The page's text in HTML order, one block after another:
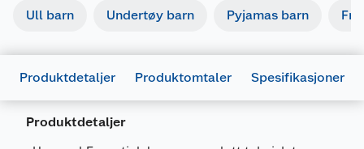
Ull barn Undertøy barn Pyjamas barn
Produktdetaljer Produktomtaler Spesifikasjoner
Produktdetaljer